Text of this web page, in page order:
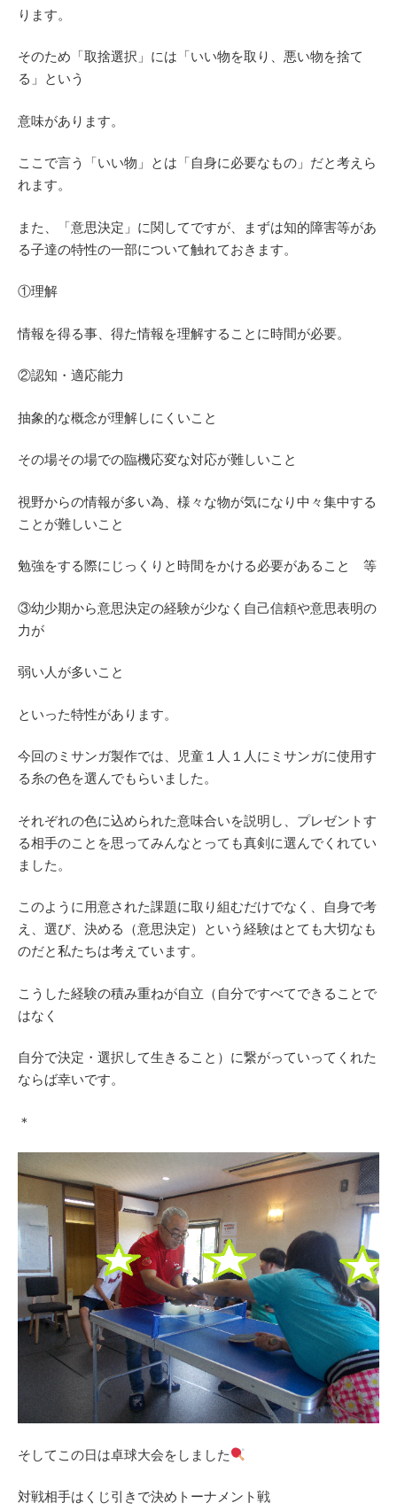
ります。
そのため「取捨選択」には「いい物を取り、悪い物を捨て
る」という
意味があります。
ここで言う「いい物」とは「自身に必要なもの」だと考えら
れます。
また、「意思決定」に関してですが、まずは知的障害等があ
る子達の特性の一部について触れておきます。
①理解
情報を得る事、得た情報を理解することに時間が必要。
②認知・適応能力
抽象的な概念が理解しにくいこと
その場その場での臨機応変な対応が難しいこと
視野からの情報が多い為、様々な物が気になり中々集中する
ことが難しいこと
勉強をする際にじっくりと時間をかける必要があること 等
③幼少期から意思決定の経験が少なく自己信頼や意思表明の
力が
弱い人が多いこと
といった特性があります。
今回のミサンガ製作では、児童１人１人にミサンガに使用す
る糸の色を選んでもらいました。
それぞれの色に込められた意味合いを説明し、プレゼントす
る相手のことを思ってみんなとっても真剣に選んでくれてい
ました。
このように用意された課題に取り組むだけでなく、自身で考
え、選び、決める（意思決定）という経験はとても大切なも
のだと私たちは考えています。
こうした経験の積み重ねが自立（自分ですべてできることで
はなく
自分で決定・選択して生きること）に繋がっていってくれた
ならば幸いです。
＊
そしてこの日は卓球大会をしました
対戦相手はくじ引きで決めトーナメント戦